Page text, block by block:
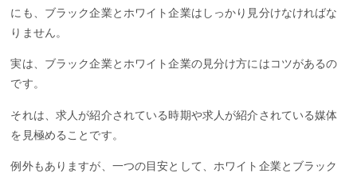
にも、ブラック企業とホワイト企業はしっかり見分けなければな
りません。
実は、ブラック企業とホワイト企業の見分け方にはコツがあるの
です。
それは、求人が紹介されている時期や求人が紹介されている媒体
を見極めることです。
例外もありますが、一つの目安として、ホワイト企業とブラック